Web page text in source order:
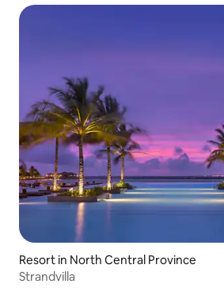
Resort in North Central Province
Strandvilla